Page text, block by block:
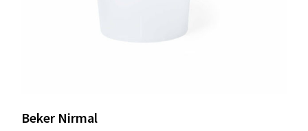
Beker Nirmal